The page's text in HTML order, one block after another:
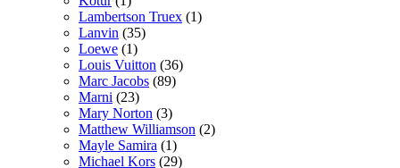
Lambertson Truex (1)
Lanvin (35)
Loewe (1)
Louis Vuitton (36)
Marc Jacobs (89)
Marni (23)
Mary Norton (3)
Matthew Williamson (2)
Mayle Samira (1)
Michael Kors (29)